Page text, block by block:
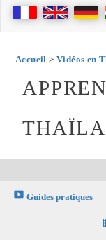
Accueil > Vidéos en
smart_display Guides pratiques